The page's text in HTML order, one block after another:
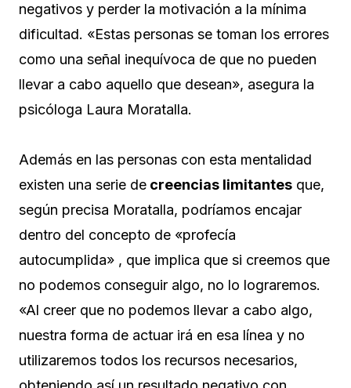
negativos y perder la motivación a la mínima
dificultad. «Estas personas se toman los errores
como una señal inequívoca de que no pueden
llevar a cabo aquello que desean», asegura la
psicóloga Laura Moratalla.
Además en las personas con esta mentalidad
existen una serie de creencias limitantes que,
según precisa Moratalla, podríamos encajar
dentro del concepto de «profecía
autocumplida» , que implica que si creemos que
no podemos conseguir algo, no lo lograremos.
«Al creer que no podemos llevar a cabo algo,
nuestra forma de actuar irá en esa línea y no
utilizaremos todos los recursos necesarios,